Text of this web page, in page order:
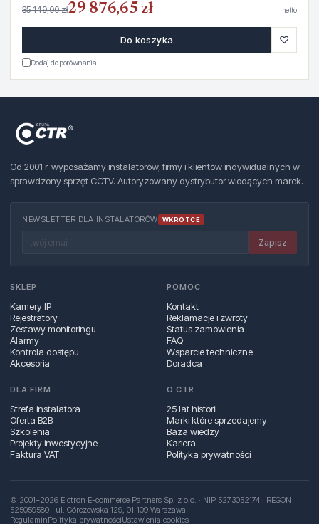
35 149,00 zł29 876,65 zł netto
Do koszyka ♡
Dodaj do porównania
Od 2001 r. wyposażamy instalatorów, firmy i klientów indywidualnych w
sprawdzony sprzęt CCTV. Autoryzowany dystrybutor wiodących marek.
NEWSLETTER DLA INSTALATORÓW WKRÓTCE
Zapisz
SKLEP
Kamery IP
Rejestratory
Zestawy monitoringu
Alarmy
Kontrola dostępu
Akcesoria
POMOC
Kontakt
Reklamacje i zwroty
Status zamówienia
FAQ
Wsparcie techniczne
Doradca
DLA FIRM
Strefa instalatora
Oferta B2B
Szkolenia
Projekty inwestycyjne
Faktura VAT
O CTR
25 lat historii
Marki które sprzedajemy
Baza wiedzy
Kariera
Polityka prywatności
© 2001–2026 Elctron E-commerce Partners Sp. z o.o. · NIP 5273052174 · REGON
525059580 · ul. Górczewska 129, 01‑109 Warszawa
RegulaminPolityka prywatnościUstawienia cookies